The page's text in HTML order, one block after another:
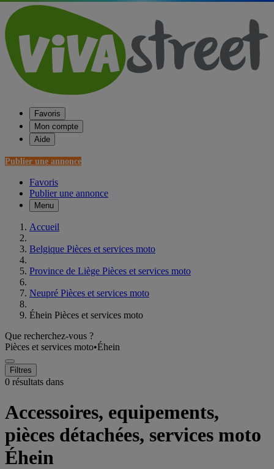
Favoris
Mon compte
Aide
Publier une annonce
Favoris
Publier une annonce
Menu
Accueil
Belgique Pièces et services moto
Province de Liège Pièces et services moto
Neupré Pièces et services moto
Éhein Pièces et services moto
Que recherchez-vous ?
Pièces et services moto•Éhein
Filtres
0 résultats dans
Accessoires, equipements,
pièces détachées, services moto
Éhein